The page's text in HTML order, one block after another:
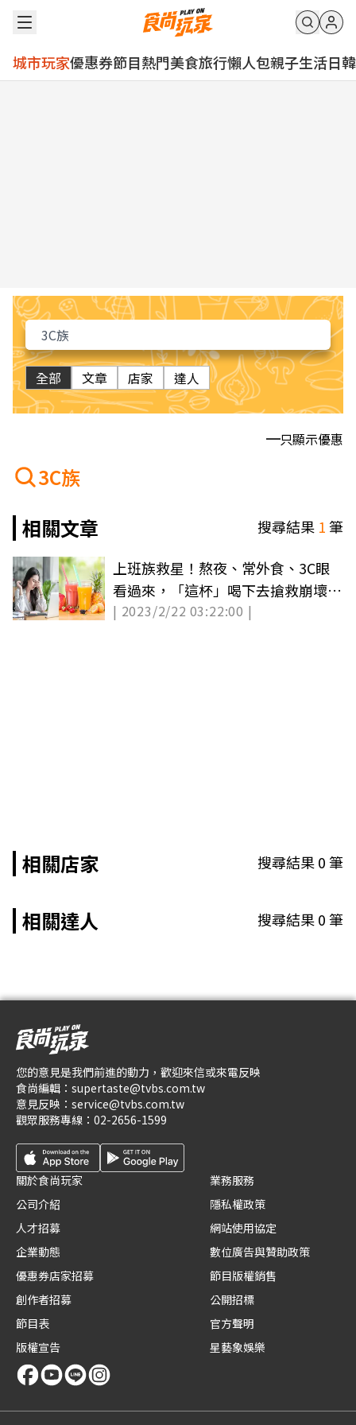
城市玩家優惠券節目熱門美食旅行懶人包親子生活日韓
全部 文章 店家 達人
只顯示優惠
3C族
相關文章
搜尋結果 1筆
上班族救星！熬夜、常外食、3C眼
看過來，「這杯」喝下去搶救崩壞身
體
| 2023/2/22 03:22:00 |
相關店家 搜尋結果0筆
相關達人 搜尋結果0筆
您的意見是我們前進的動力，歡迎來信或來電反映
食尚編輯： supertaste@tvbs.com.tw
意見反映： service@tvbs.com.tw
觀眾服務專線： 02-2656-1599
關於食尚玩家
公司介紹
人才招募
企業動態
優惠券店家招募
創作者招募
節目表
版權宣告
業務服務
隱私權政策
網站使用協定
數位廣告與贊助政策
節目版權銷售
公開招標
官方聲明
星藝象娛樂